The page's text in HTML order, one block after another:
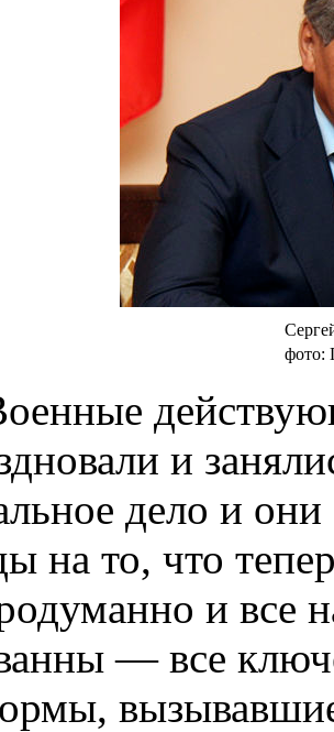
фото:
и
дело и
на то, что
и все
— все